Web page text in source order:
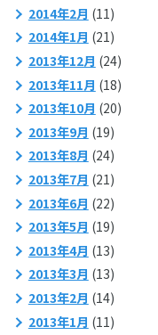
2014年2月 (11)
2014年1月 (21)
2013年12月 (24)
2013年11月 (18)
2013年10月 (20)
2013年9月 (19)
2013年8月 (24)
2013年7月 (21)
2013年6月 (22)
2013年5月 (19)
2013年4月 (13)
2013年3月 (13)
2013年2月 (14)
2013年1月 (11)